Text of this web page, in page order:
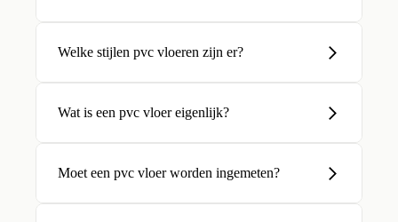
Welke stijlen pvc vloeren zijn er?
Wat is een pvc vloer eigenlijk?
Moet een pvc vloer worden ingemeten?